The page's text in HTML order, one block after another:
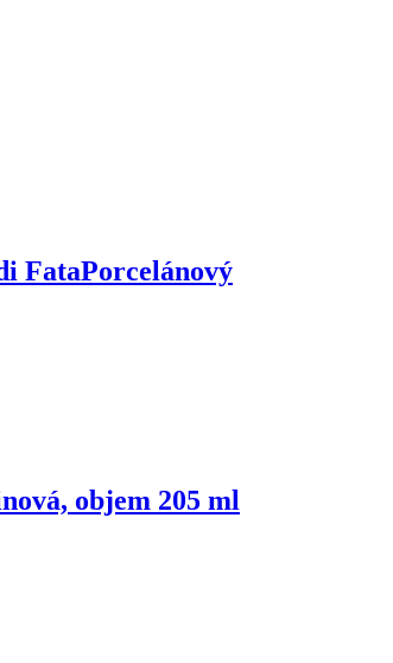
FataPorcelánový
objem 205 ml